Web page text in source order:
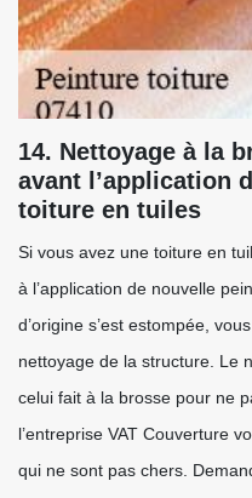
14. Nettoyage à la
avant l’application
toiture en tuiles
Si vous avez une toiture en
à l’application de nouvelle
d’origine s’est estompée,
nettoyage de la structure. Le
celui fait à la brosse pour ne
l’entreprise VAT Couverture
qui ne sont pas chers.